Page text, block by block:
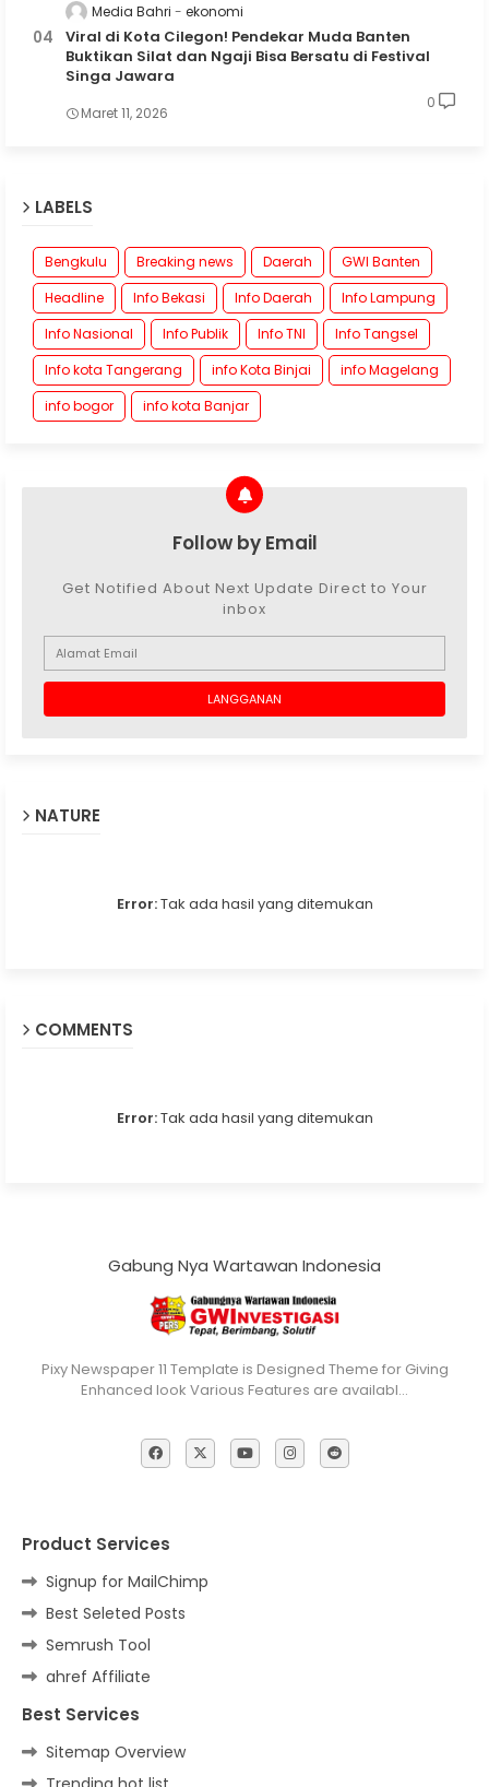
Media Bahri ekonomi
Viral di Kota Cilegon! Pendekar Muda Banten
Buktikan Silat dan Ngaji Bisa Bersatu di Festival
Singa Jawara
Maret 11, 2026
0
LABELS
Bengkulu Breaking news Daerah
GWI Banten
Headline
Info Bekasi Info Daerah
Info Lampung
Info Nasional
Info Publik Info TNI
Info Tangsel
Info kota Tangerang
info Kota Binjai
info Magelang
info bogor
info kota Banjar
Follow by Email
Get Notified About Next Update Direct to Your
inbox
NATURE
Error:Tak ada hasil yang ditemukan
COMMENTS
Error:Tak ada hasil yang ditemukan
Gabung Nya Wartawan Indonesia
Pixy Newspaper 11 Template is Designed Theme for Giving
Enhanced look Various Features are availabl…
Product Services
Signup for MailChimp
Best Seleted Posts
Semrush Tool
ahref Affiliate
Best Services
Sitemap Overview